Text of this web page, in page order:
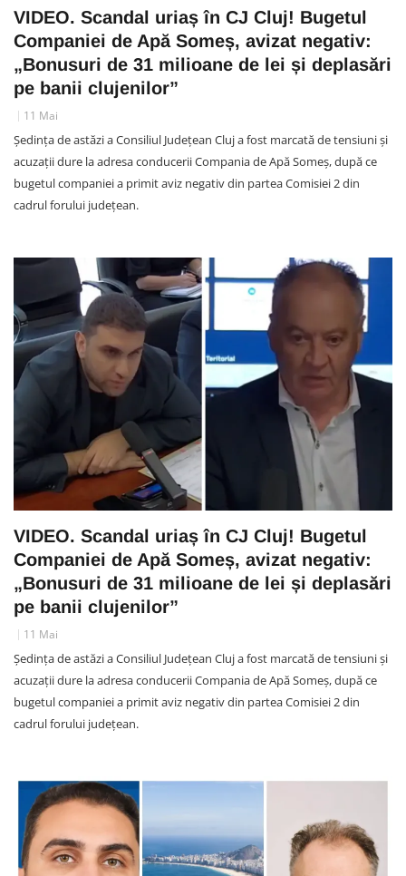
VIDEO. Scandal uriaș în CJ Cluj! Bugetul
Companiei de Apă Someș, avizat negativ:
„Bonusuri de 31 milioane de lei și deplasări
pe banii clujenilor”
11 Mai
Ședința de astăzi a Consiliul Județean Cluj a fost marcată de tensiuni și
acuzații dure la adresa conducerii Compania de Apă Someș, după ce
bugetul companiei a primit aviz negativ din partea Comisiei 2 din
cadrul forului județean.
VIDEO. Scandal uriaș în CJ Cluj! Bugetul
Companiei de Apă Someș, avizat negativ:
„Bonusuri de 31 milioane de lei și deplasări
pe banii clujenilor”
11 Mai
Ședința de astăzi a Consiliul Județean Cluj a fost marcată de tensiuni și
acuzații dure la adresa conducerii Compania de Apă Someș, după ce
bugetul companiei a primit aviz negativ din partea Comisiei 2 din
cadrul forului județean.